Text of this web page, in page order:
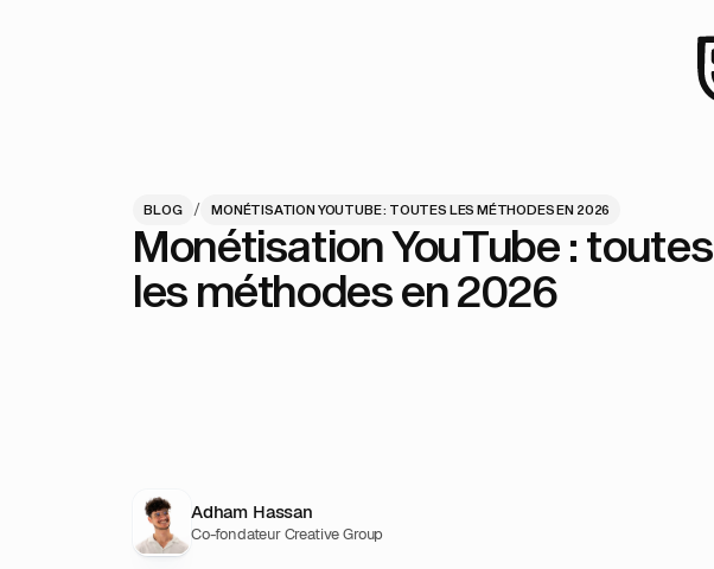
BLOG / MONÉTISATION YOUTUBE : TOUTES LES MÉTHODES EN 2026
Monétisation YouTube : toutes
les méthodes en 2026
Adham Hassan
Co-fondateur Creative Group